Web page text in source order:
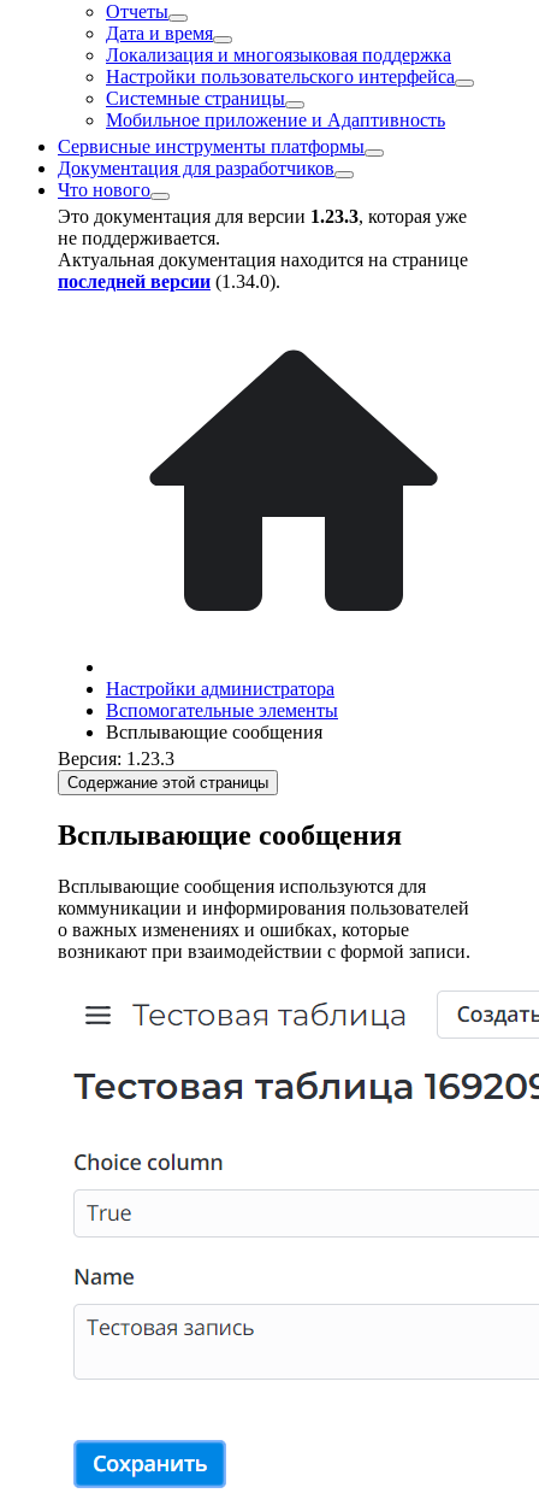
Отчеты
Дата и время
Локализация и многоязыковая поддержка
Настройки пользовательского интерфейса
Системные страницы
Мобильное приложение и Адаптивность
Сервисные инструменты платформы
Документация для разработчиков
Что нового
Это документация для версии 1.23.3, которая уже
не поддерживается.
Актуальная документация находится на странице
последней версии (1.34.0).
Настройки администратора
Вспомогательные элементы
Всплывающие сообщения
Версия: 1.23.3
Содержание этой страницы
Всплывающие сообщения
Всплывающие сообщения используются для
коммуникации и информирования пользователей
о важных изменениях и ошибках, которые
возникают при взаимодействии с формой записи.